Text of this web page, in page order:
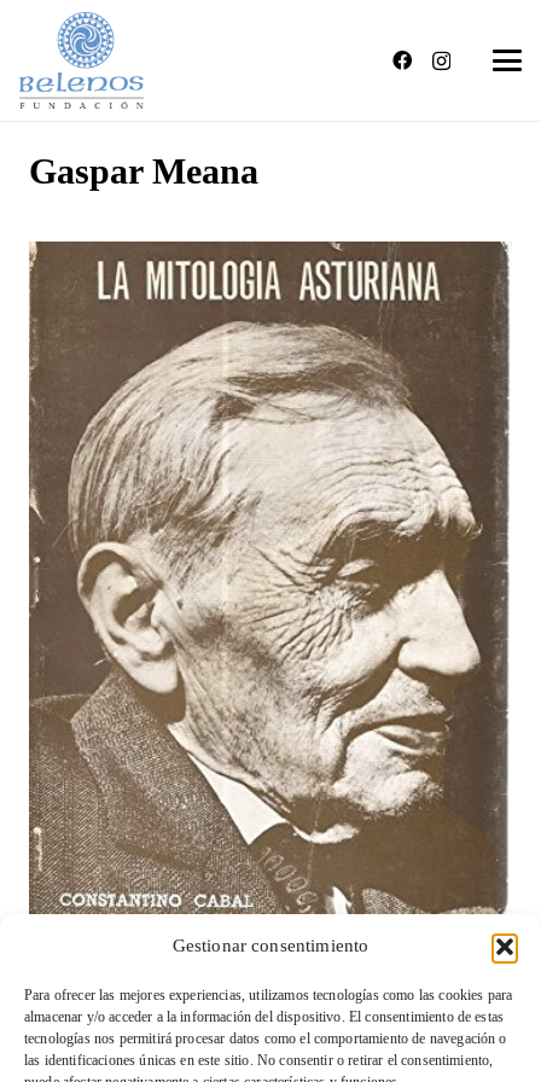
Gestionar consentimiento
Para ofrecer las mejores experiencias, utilizamos tecnologías como las cookies para
almacenar y/o acceder a la información del dispositivo. El consentimiento de estas
tecnologías nos permitirá procesar datos como el comportamiento de navegación o
las identificaciones únicas en este sitio. No consentir o retirar el consentimiento,
Gaspar Meana
Retos (cuarta parte)